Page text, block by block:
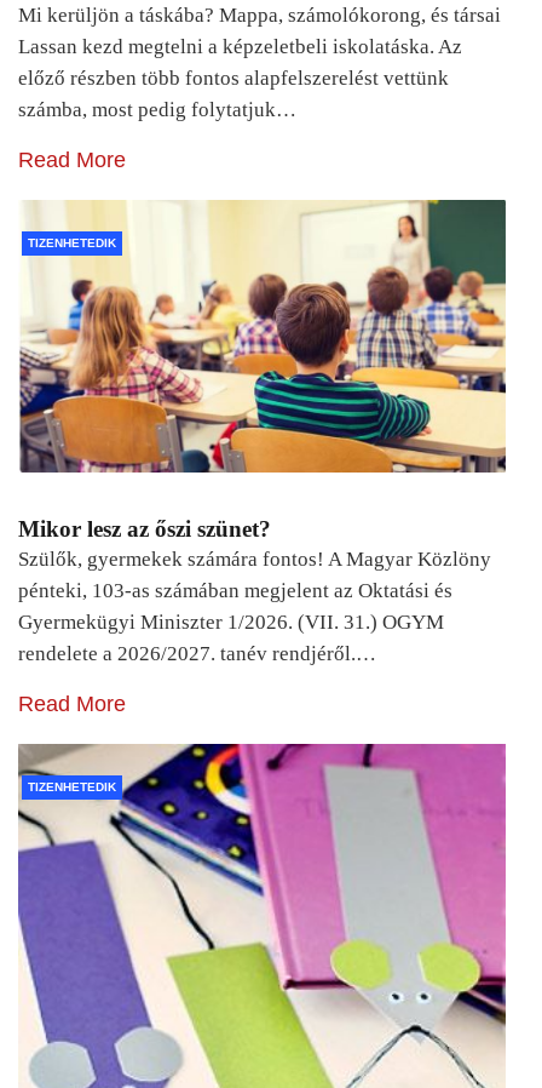
Mi kerüljön a táskába? Mappa, számolókorong, és társai
Lassan kezd megtelni a képzeletbeli iskolatáska. Az
előző részben több fontos alapfelszerelést vettünk
számba, most pedig folytatjuk…
Read More
TIZENHETEDIK
Mikor lesz az őszi szünet?
Szülők, gyermekek számára fontos! A Magyar Közlöny
pénteki, 103-as számában megjelent az Oktatási és
Gyermekügyi Miniszter 1/2026. (VII. 31.) OGYM
rendelete a 2026/2027. tanév rendjéről.…
Read More
TIZENHETEDIK